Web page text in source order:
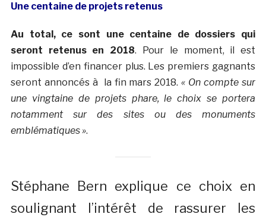
Une centaine de projets retenus
Au total, ce sont une centaine de dossiers qui
seront retenus en 2018. Pour le moment, il est
impossible d’en financer plus. Les premiers gagnants
seront annoncés à la fin mars 2018.« On compte sur
une vingtaine de projets phare, le choix se portera
notamment sur des sites ou des monuments
emblématiques ».
Stéphane Bern explique ce choix en
soulignant l’intérêt de rassurer les